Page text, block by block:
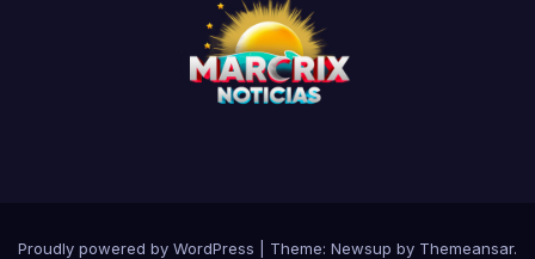
Proudly powered by WordPress Theme: Newsup by Themeansar.